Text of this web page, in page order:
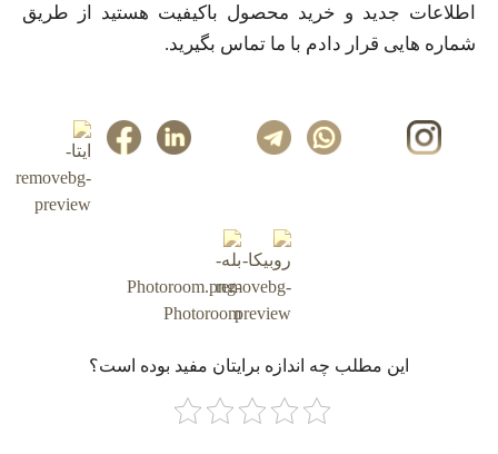
اطلاعات جدید و خرید محصول باکیفیت هستید از طریق
شماره هایی قرار دادم با ما تماس بگیرید.
این مطلب چه‌ اندازه برایتان مفید بوده است؟